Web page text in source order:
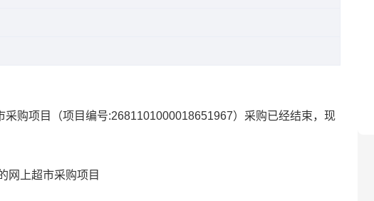
采购项目 （项目编号:2681101000018651967）采购已经结束，现
网上超市采购项目